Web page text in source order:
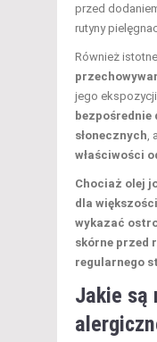
przed
rutyny
Również
jego
bezpośrednie
słonecznych
właściwości
Chociaż olej
dla
wykazać
skórne przed
regularnego
Jakie są